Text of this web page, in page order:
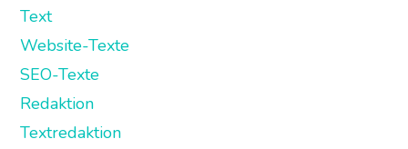
Text
Website-Texte
SEO-Texte
Redaktion
Textredaktion